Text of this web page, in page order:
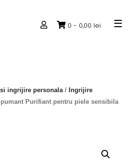
0 - 0,00 lei
ingrijire personala / Ingrijire
Purifiant pentru piele sensibila